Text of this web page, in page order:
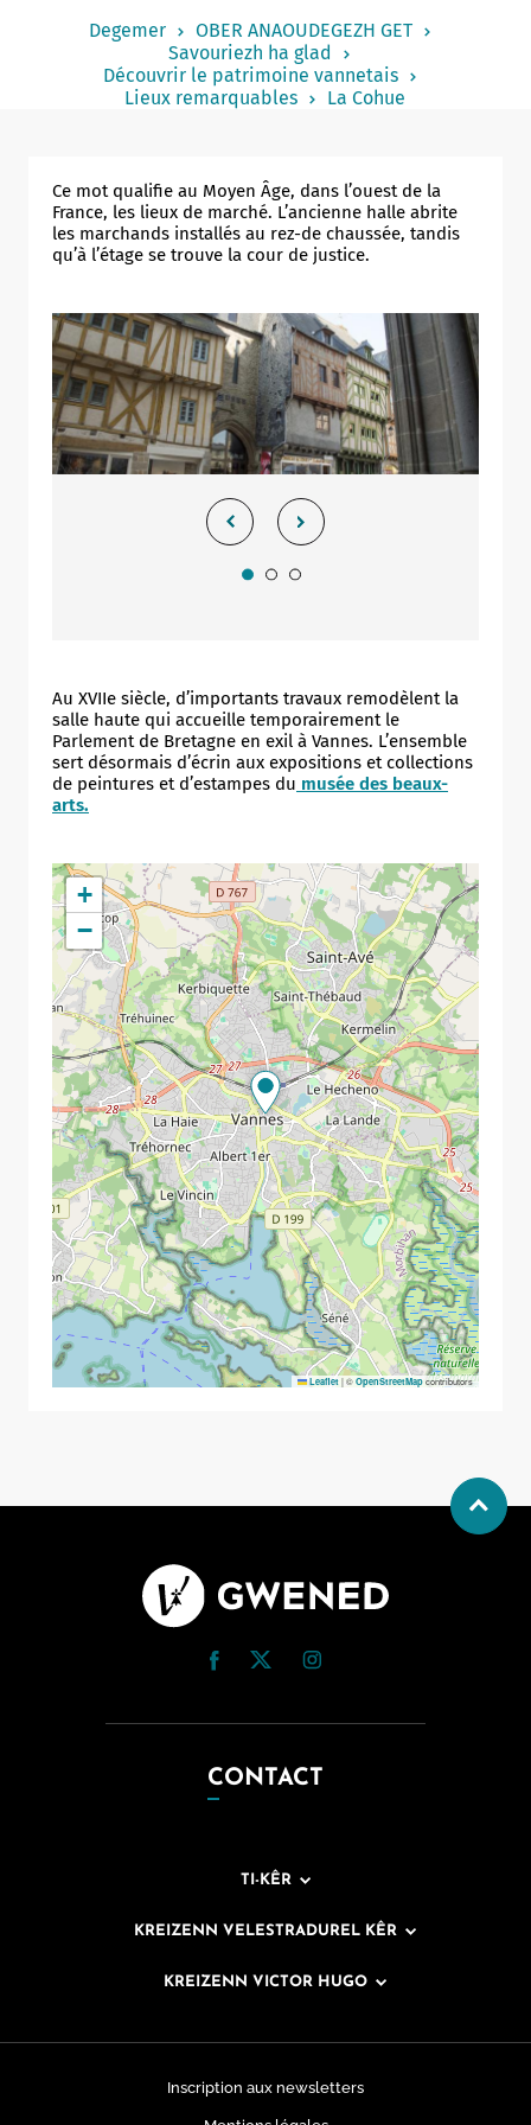
Un commerce
Journaliste
Degemer
OBER ANAOUDEGEZH GET
Savouriezh ha glad
Découvrir le patrimoine vannetais
Lieux remarquables
La Cohue
Ce mot qualifie au Moyen Âge, dans l’ouest de la
France, les lieux de marché. L’ancienne halle abrite
les marchands installés au rez-de chaussée, tandis
qu’à l’étage se trouve la cour de justice.
Au XVIIe siècle, d’importants travaux remodèlent la
salle haute qui accueille temporairement le
Parlement de Bretagne en exil à Vannes. L’ensemble
sert désormais d’écrin aux expositions et collections
de peintures et d’estampes du musée des beaux-
arts.
+
−
Leaflet |© OpenStreetMapcontributors
CONTACT
TI-KÊR
KREIZENN VELESTRADUREL KÊR
KREIZENN VICTOR HUGO
Inscription aux newsletters
ShareThis is disabled. Allow